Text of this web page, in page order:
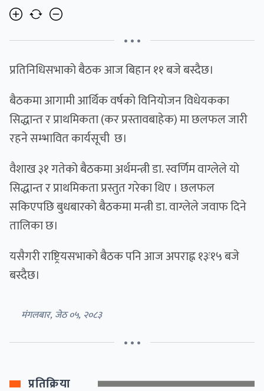
• • •
प्रतिनिधिसभाको बैठक आज बिहान ११ बजे बस्दैछ।
बैठकमा आगामी आर्थिक वर्षको विनियोजन विधेयकका
सिद्धान्त र प्राथमिकता (कर प्रस्तावबाहेक) मा छलफल जारी
रहने सम्भावित कार्यसूची छ।
वैशाख ३१ गतेको बैठकमा अर्थमन्त्री डा. स्वर्णिम वाग्लेले यो
सिद्धान्त र प्राथमिकता प्रस्तुत गरेका थिए । छलफल
सकिएपछि बुधबारको बैठकमा मन्त्री डा. वाग्लेले जवाफ दिने
तालिका छ।
यसैगरी राष्ट्रियसभाको बैठक पनि आज अपराह्न १३ः१५ बजे
बस्दैछ।
मंगलबार, जेठ ०५, २०८३
• • •
प्रतिक्रिया